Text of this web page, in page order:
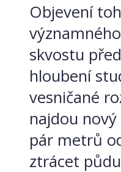
Objevení
skvostu
hloubení
vesničané
najdou
pár metrů
ztrácet